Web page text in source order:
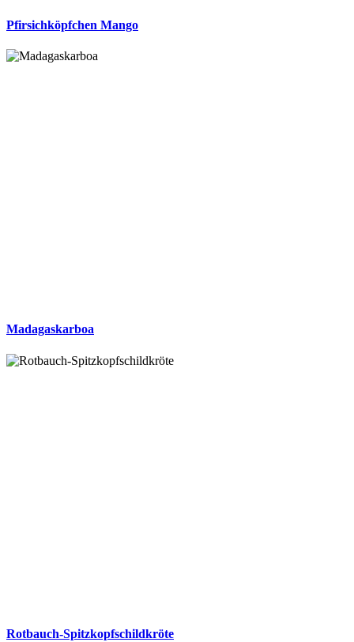
Pfirsichköpfchen Mango
Madagaskarboa
Rotbauch-Spitzkopfschildkröte